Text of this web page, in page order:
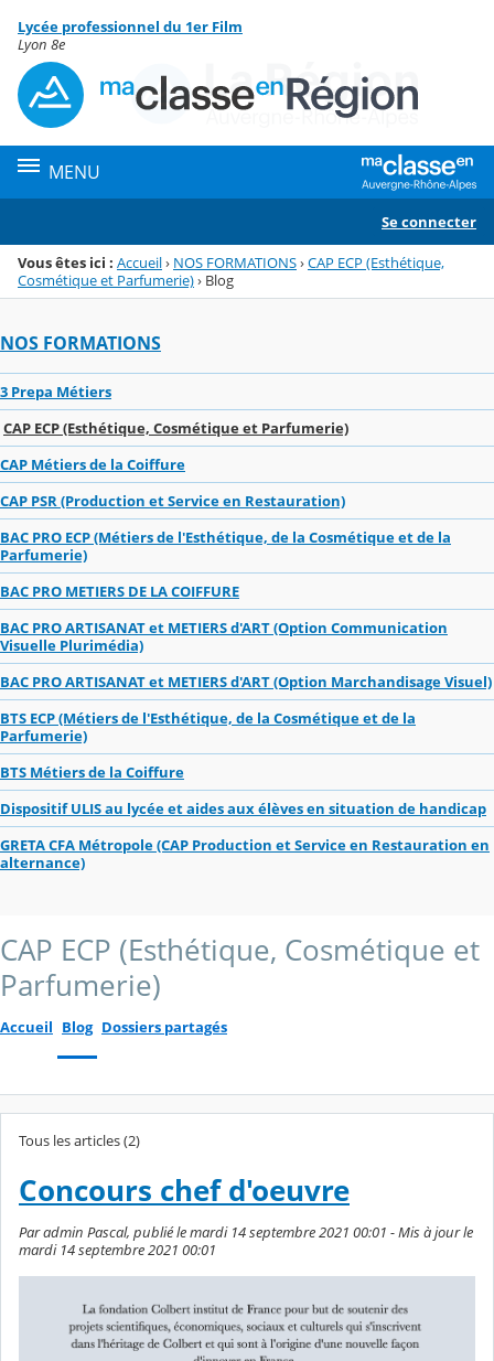
Menu de la rubrique
Contenu
Lycée professionnel du 1er Film
Lyon 8e
MENU
Se connecter
Vous êtes ici : Accueil› NOS FORMATIONS›CAP ECP (Esthétique,
Cosmétique et Parfumerie)› Blog
NOS FORMATIONS
3 Prepa Métiers
CAP ECP (Esthétique, Cosmétique et Parfumerie)
CAP Métiers de la Coiffure
CAP PSR (Production et Service en Restauration)
BAC PRO ECP (Métiers de l'Esthétique, de la Cosmétique et de la
Parfumerie)
BAC PRO METIERS DE LA COIFFURE
BAC PRO ARTISANAT et METIERS d'ART (Option Communication
Visuelle Plurimédia)
BAC PRO ARTISANAT et METIERS d'ART (Option Marchandisage Visuel)
BTS ECP (Métiers de l'Esthétique, de la Cosmétique et de la
Parfumerie)
BTS Métiers de la Coiffure
Dispositif ULIS au lycée et aides aux élèves en situation de handicap
GRETA CFA Métropole (CAP Production et Service en Restauration en
alternance)
CAP ECP (Esthétique, Cosmétique et
Parfumerie)
Accueil Blog Dossiers partagés
Tous les articles (2)
Concours chef d'oeuvre
Par admin Pascal, publié le mardi 14 septembre 2021 00:01 - Mis à jour le
mardi 14 septembre 2021 00:01